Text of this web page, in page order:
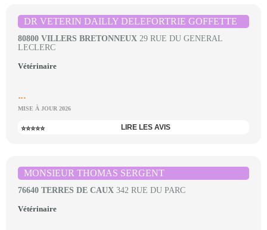
DR VETERIN DAILLY DELEFORTRIE GOFFETTE
80800 VILLERS BRETONNEUX 29 RUE DU GENERAL
LECLERC
Vétérinaire
...
MISE À JOUR 2026
⭐⭐⭐⭐⭐ LIRE LES AVIS
MONSIEUR THOMAS SERGENT
76640 TERRES DE CAUX 342 RUE DU PARC
Vétérinaire